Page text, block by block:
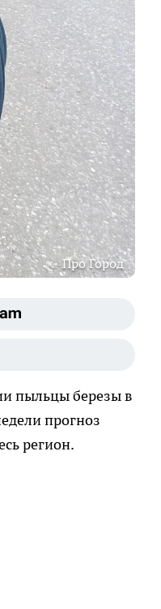
Про Город
пыльцы березы в
прогноз
регион.